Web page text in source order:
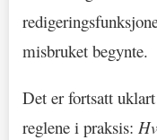
misbruket begynte.
Det er fortsatt
reglene i praksis: